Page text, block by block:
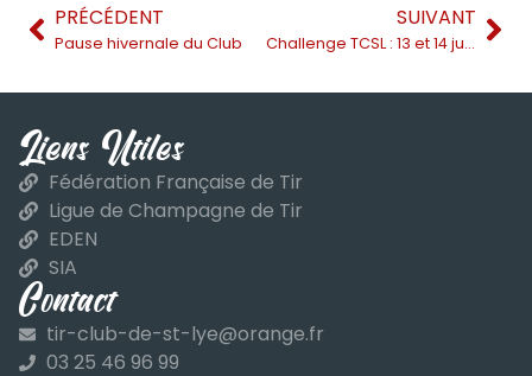
PRÉCÉDENT
Pause hivernale du Club
SUIVANT
Challenge TCSL : 13 et 14 juin
Liens Utiles
Fédération Française de Tir
Ligue de Champagne de Tir
EDEN
SIA
Contact
tir-club-de-st-lye@orange.fr
03 25 46 96 99